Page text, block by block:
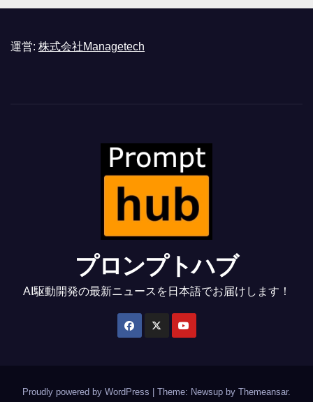
運営: 株式会社Managetech
プロンプトハブ
AI駆動開発の最新ニュースを日本語でお届けします！
Proudly powered by WordPress Theme: Newsup by Themeansar.